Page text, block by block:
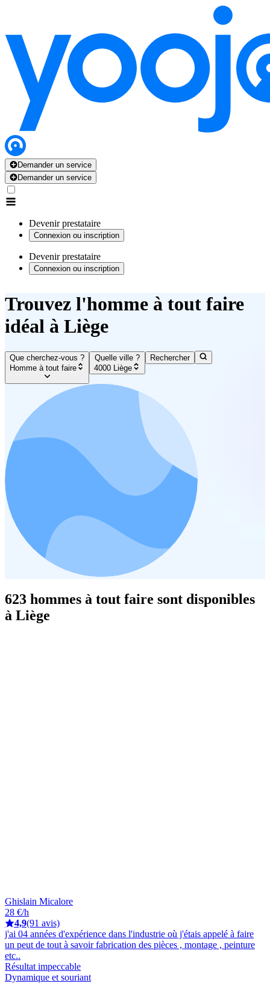
Demander un service
Demander un service
Devenir prestataire
Connexion ou inscription
Devenir prestataire
Connexion ou inscription
Trouvez l'homme à tout faire
idéal à Liège
Que cherchez-vous ?
Homme à tout faire
Quelle ville ?
4000 Liège
Rechercher
623 hommes à tout faire sont disponibles
à Liège
Ghislain Micalore
28 €/h
4,9(91 avis)
j'ai 04 années d'expérience dans l'industrie où j'étais appelé à faire
un peut de tout à savoir fabrication des pièces , montage , peinture
etc..
Résultat impeccable
Dynamique et souriant